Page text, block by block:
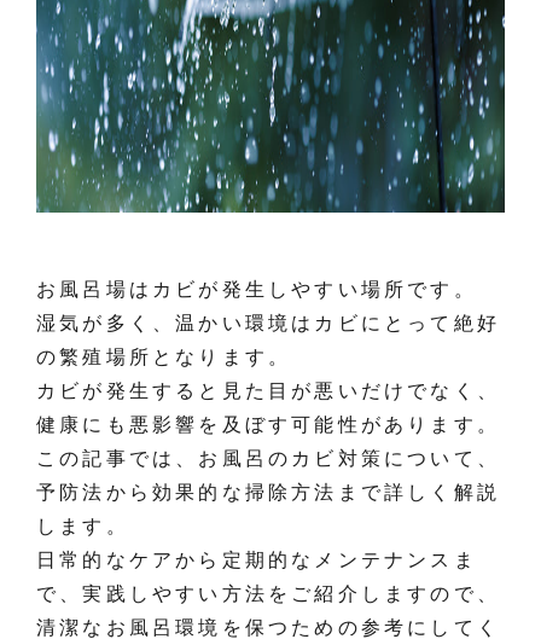
お風呂場はカビが発生しやすい場所です。
湿気が多く、温かい環境はカビにとって絶好
の繁殖場所となります。
カビが発生すると見た目が悪いだけでなく、
健康にも悪影響を及ぼす可能性があります。
この記事では、お風呂のカビ対策について、
予防法から効果的な掃除方法まで詳しく解説
します。
日常的なケアから定期的なメンテナンスま
で、実践しやすい方法をご紹介しますので、
清潔なお風呂環境を保つための参考にしてく